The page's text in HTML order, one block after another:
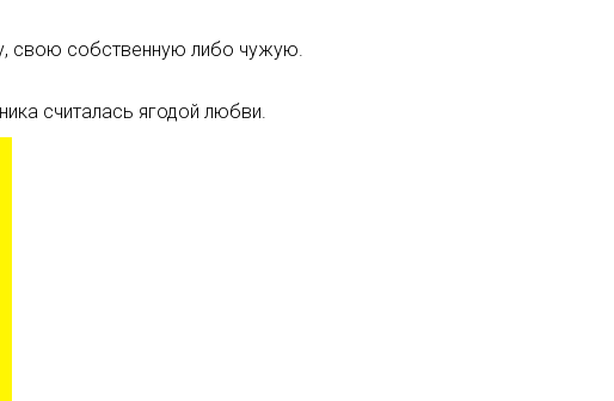
свою собственную либо чужую.
считалась ягодой любви.